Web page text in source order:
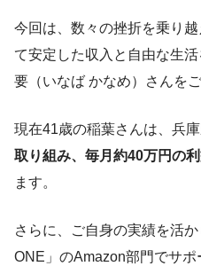
今回は、数々の挫折を乗り
て安定した収入と自由な生
要（いなば かなめ）さんを
現在41歳の稲葉さんは、兵
取り組み、毎月約40万円の
ます。
さらに、ご自身の実績を活
ONE」のAmazon部門でサ